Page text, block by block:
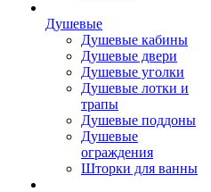
Душевые
Душевые кабины
Душевые двери
Душевые уголки
Душевые лотки и
трапы
Душевые поддоны
Душевые
ограждения
Шторки для ванны